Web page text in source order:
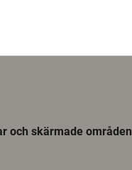
och skärmade områden